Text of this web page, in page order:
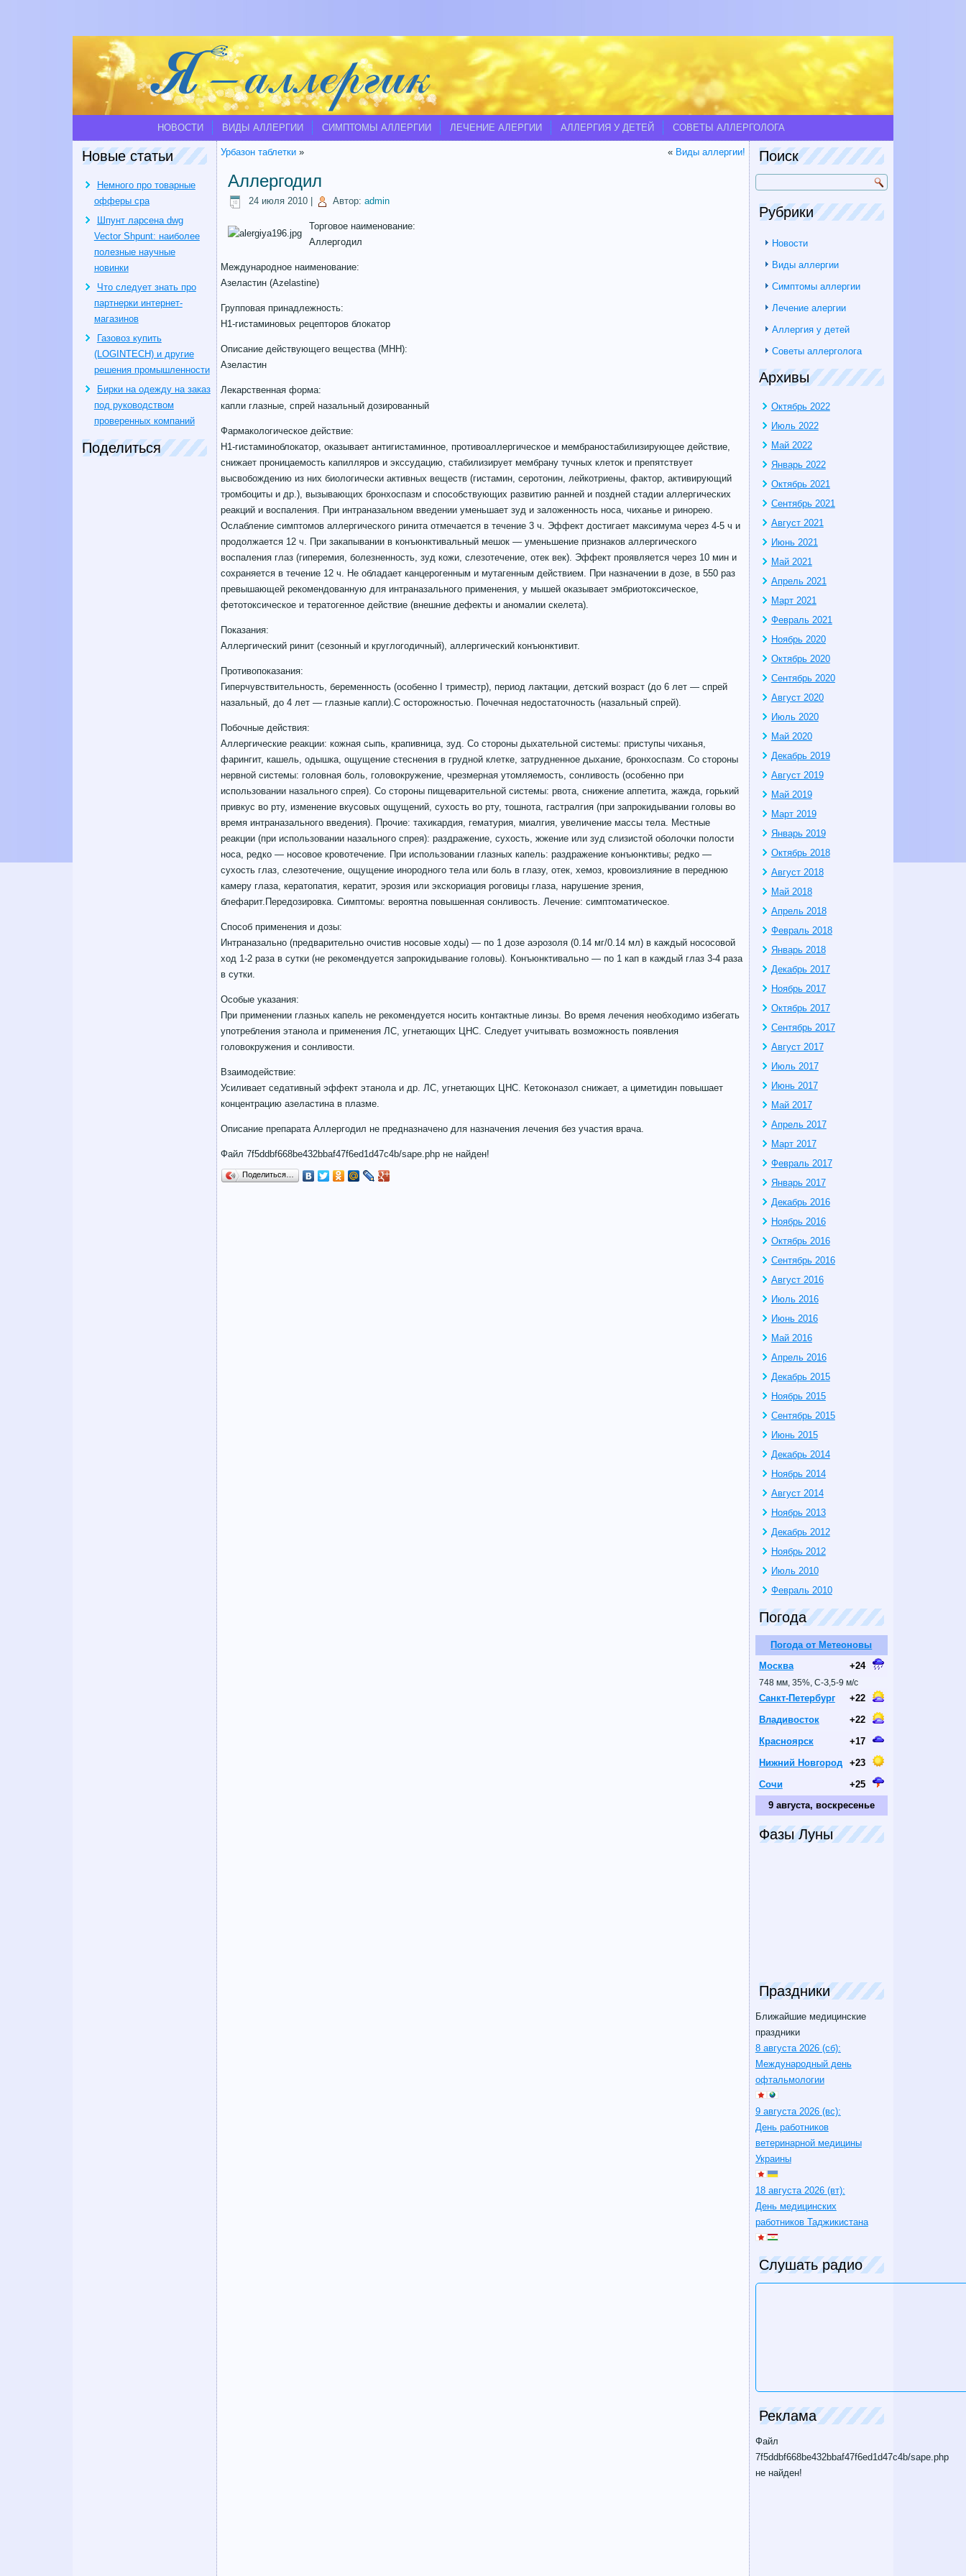
НОВОСТИ ВИДЫ АЛЛЕРГИИ СИМПТОМЫ АЛЛЕРГИИ ЛЕЧЕНИЕ АЛЕРГИИ АЛЛЕРГИЯ У ДЕТЕЙ СОВЕТЫ АЛЛЕРГОЛОГА
Новые статьи
Немного про товарные
офферы cpa
Шпунт ларсена dwg
Vector Shpunt: наиболее
полезные научные
новинки
Что следует знать про
партнерки интернет-
магазинов
Газовоз купить
(LOGINTECH) и другие
решения промышленности
Бирки на одежду на заказ
под руководством
проверенных компаний
Поделиться
Урбазон таблетки» « Виды аллергии!
Аллергодил
24 июля 2010| Автор: admin
Торговое наименование:
Аллергодил
Международное наименование:
Азеластин (Azelastine)
Групповая принадлежность:
H1-гистаминовых рецепторов блокатор
Описание действующего вещества (МНН):
Азеластин
Лекарственная форма:
капли глазные, спрей назальный дозированный
Фармакологическое действие:
H1-гистаминоблокатор, оказывает антигистаминное, противоаллергическое и мембраностабилизирующее действие,
снижает проницаемость капилляров и экссудацию, стабилизирует мембрану тучных клеток и препятствует
высвобождению из них биологически активных веществ (гистамин, серотонин, лейкотриены, фактор, активирующий
тромбоциты и др.), вызывающих бронхоспазм и способствующих развитию ранней и поздней стадии аллергических
реакций и воспаления. При интраназальном введении уменьшает зуд и заложенность носа, чиханье и ринорею.
Ослабление симптомов аллергического ринита отмечается в течение 3 ч. Эффект достигает максимума через 4-5 ч и
продолжается 12 ч. При закапывании в конъюнктивальный мешок — уменьшение признаков аллергического
воспаления глаз (гиперемия, болезненность, зуд кожи, слезотечение, отек век). Эффект проявляется через 10 мин и
сохраняется в течение 12 ч. Не обладает канцерогенным и мутагенным действием. При назначении в дозе, в 550 раз
превышающей рекомендованную для интраназального применения, у мышей оказывает эмбриотоксическое,
фетотоксическое и тератогенное действие (внешние дефекты и аномалии скелета).
Показания:
Аллергический ринит (сезонный и круглогодичный), аллергический конъюнктивит.
Противопоказания:
Гиперчувствительность, беременность (особенно I триместр), период лактации, детский возраст (до 6 лет — спрей
назальный, до 4 лет — глазные капли).C осторожностью. Почечная недостаточность (назальный спрей).
Побочные действия:
Аллергические реакции: кожная сыпь, крапивница, зуд. Со стороны дыхательной системы: приступы чиханья,
фарингит, кашель, одышка, ощущение стеснения в грудной клетке, затрудненное дыхание, бронхоспазм. Со стороны
нервной системы: головная боль, головокружение, чрезмерная утомляемость, сонливость (особенно при
использовании назального спрея). Со стороны пищеварительной системы: рвота, снижение аппетита, жажда, горький
привкус во рту, изменение вкусовых ощущений, сухость во рту, тошнота, гастралгия (при запрокидывании головы во
время интраназального введения). Прочие: тахикардия, гематурия, миалгия, увеличение массы тела. Местные
реакции (при использовании назального спрея): раздражение, сухость, жжение или зуд слизистой оболочки полости
носа, редко — носовое кровотечение. При использовании глазных капель: раздражение конъюнктивы; редко —
сухость глаз, слезотечение, ощущение инородного тела или боль в глазу, отек, хемоз, кровоизлияние в переднюю
камеру глаза, кератопатия, кератит, эрозия или экскориация роговицы глаза, нарушение зрения,
блефарит.Передозировка. Симптомы: вероятна повышенная сонливость. Лечение: симптоматическое.
Способ применения и дозы:
Интраназально (предварительно очистив носовые ходы) — по 1 дозе аэрозоля (0.14 мг/0.14 мл) в каждый нососовой
ход 1-2 раза в сутки (не рекомендуется запрокидывание головы). Конъюнктивально — по 1 кап в каждый глаз 3-4 раза
в сутки.
Особые указания:
При применении глазных капель не рекомендуется носить контактные линзы. Во время лечения необходимо избегать
употребления этанола и применения ЛС, угнетающих ЦНС. Следует учитывать возможность появления
головокружения и сонливости.
Взаимодействие:
Усиливает седативный эффект этанола и др. ЛС, угнетающих ЦНС. Кетоконазол снижает, а циметидин повышает
концентрацию азеластина в плазме.
Описание препарата Аллергодил не предназначено для назначения лечения без участия врача.
Файл 7f5ddbf668be432bbaf47f6ed1d47c4b/sape.php не найден!
Поделиться…
Поиск
Рубрики
Новости
Виды аллергии
Симптомы аллергии
Лечение алергии
Аллергия у детей
Советы аллерголога
Архивы
Октябрь 2022
Июль 2022
Май 2022
Январь 2022
Октябрь 2021
Сентябрь 2021
Август 2021
Июнь 2021
Май 2021
Апрель 2021
Март 2021
Февраль 2021
Ноябрь 2020
Октябрь 2020
Сентябрь 2020
Август 2020
Июль 2020
Май 2020
Декабрь 2019
Август 2019
Май 2019
Март 2019
Январь 2019
Октябрь 2018
Август 2018
Май 2018
Апрель 2018
Февраль 2018
Январь 2018
Декабрь 2017
Ноябрь 2017
Октябрь 2017
Сентябрь 2017
Август 2017
Июль 2017
Июнь 2017
Май 2017
Апрель 2017
Март 2017
Февраль 2017
Январь 2017
Декабрь 2016
Ноябрь 2016
Октябрь 2016
Сентябрь 2016
Август 2016
Июль 2016
Июнь 2016
Май 2016
Апрель 2016
Декабрь 2015
Ноябрь 2015
Сентябрь 2015
Июнь 2015
Декабрь 2014
Ноябрь 2014
Август 2014
Ноябрь 2013
Декабрь 2012
Ноябрь 2012
Июль 2010
Февраль 2010
Погода
Погода от Метеоновы
Москва
+24
748 мм, 35%, С-З,5-9 м/с
Санкт-Петербург
+22
Владивосток
+22
Красноярск
+17
Нижний Новгород
+23
Сочи
+25
9 августа, воскресенье
Фазы Луны
Праздники
Ближайшие медицинские
праздники
8 августа 2026 (сб):
Международный день
офтальмологии
9 августа 2026 (вс):
День работников
ветеринарной медицины
Украины
18 августа 2026 (вт):
День медицинских
работников Таджикистана
Слушать радио
Реклама
Файл
7f5ddbf668be432bbaf47f6ed1d47c4b/sape.php
не найден!